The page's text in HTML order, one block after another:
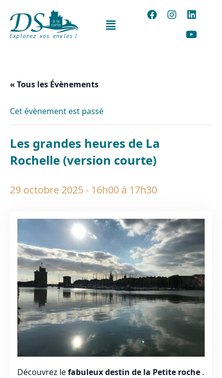
« Tous les Évènements
Cet évènement est passé
Les grandes heures de La
Rochelle (version courte)
29 octobre 2025 - 16h00 à 17h30
Découvrez lefabuleux destin de la Petite roche .